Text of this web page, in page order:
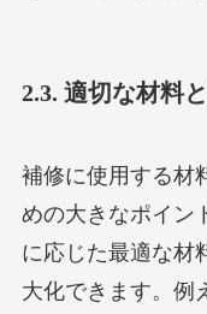
2.3. 適切な材料
補修に使用する材
めの大きなポイン
に応じた最適な材
大化できます。例